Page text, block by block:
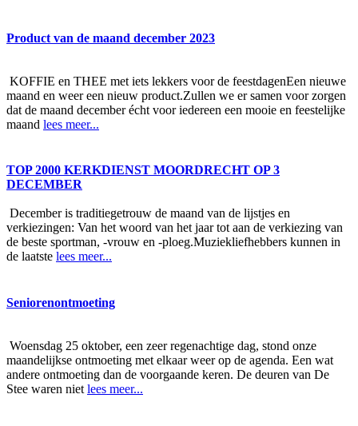
Product van de maand december 2023
KOFFIE en THEE met iets lekkers voor de feestdagenEen nieuwe
maand en weer een nieuw product.Zullen we er samen voor zorgen
dat de maand december écht voor iedereen een mooie en feestelijke
maand lees meer...
TOP 2000 KERKDIENST MOORDRECHT OP 3
DECEMBER
December is traditiegetrouw de maand van de lijstjes en
verkiezingen: Van het woord van het jaar tot aan de verkiezing van
de beste sportman, -vrouw en -ploeg.Muziekliefhebbers kunnen in
de laatste lees meer...
Seniorenontmoeting
Woensdag 25 oktober, een zeer regenachtige dag, stond onze
maandelijkse ontmoeting met elkaar weer op de agenda. Een wat
andere ontmoeting dan de voorgaande keren. De deuren van De
Stee waren niet lees meer...